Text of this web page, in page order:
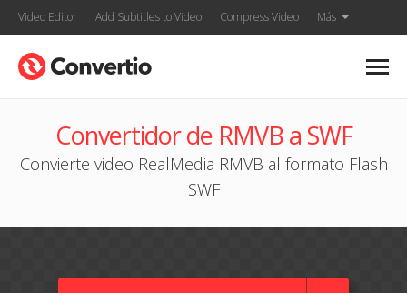
Video Editor Add Subtitles to Video Compress Video Más
Convertidor de RMVB a SWF
Convierte video RealMedia RMVB al formato Flash
SWF